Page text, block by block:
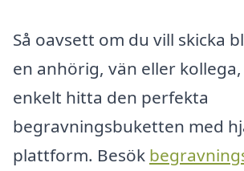
Så oavsett om du vill skicka
en anhörig, vän eller
enkelt hitta den perfekta
begravningsbuketten med
plattform. Besök